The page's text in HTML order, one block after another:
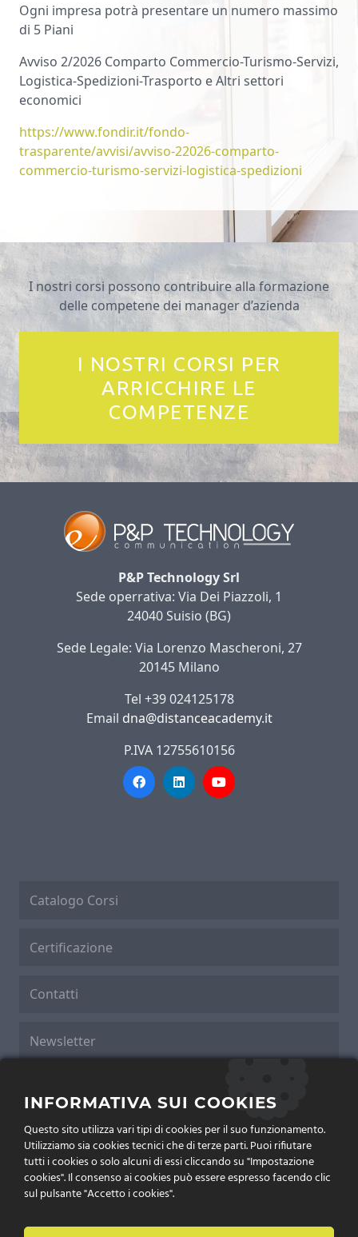
Ogni impresa potrà presentare un numero massimo
di 5 Piani
Avviso 2/2026 Comparto Commercio-Turismo-Servizi,
Logistica-Spedizioni-Trasporto e Altri settori
economici
https://www.fondir.it/fondo-
trasparente/avvisi/avviso-22026-comparto-
commercio-turismo-servizi-logistica-spedizioni
I nostri corsi possono contribuire alla formazione
delle competene dei manager d’azienda
I NOSTRI CORSI PER
ARRICCHIRE LE
COMPETENZE
P&P Technology Srl
Sede operrativa: Via Dei Piazzoli, 1
24040 Suisio (BG)
Sede Legale: Via Lorenzo Mascheroni, 27
20145 Milano
Tel +39 024125178
Email dna@distanceacademy.it
P.IVA 12755610156
Catalogo Corsi
Certificazione
Contatti
Newsletter
Privacy Policy
INFORMATIVA SUI COOKIES
Questo sito utilizza vari tipi di cookies per il suo funzionamento.
Utilizziamo sia cookies tecnici che di terze parti. Puoi rifiutare
tutti i cookies o solo alcuni di essi cliccando su "Impostazione
cookies". Il consenso ai cookies può essere espresso facendo clic
sul pulsante "Accetto i cookies".